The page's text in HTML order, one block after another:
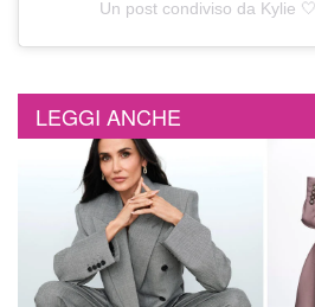
Un post condiviso da Kylie
LEGGI ANCHE